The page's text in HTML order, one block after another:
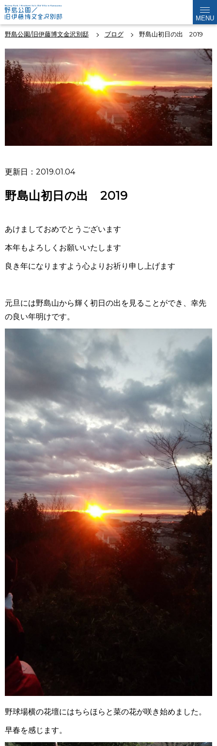
MENU
野島公園/旧伊藤博文金沢別邸 ブログ 野島山初日の出 2019
更新日：2019.01.04
野島山初日の出 2019
あけましておめでとうございます
本年もよろしくお願いいたします
良き年になりますよう心よりお祈り申し上げます
元旦には野島山から輝く初日の出を見ることができ、幸先
の良い年明けです。
野球場横の花壇にはちらほらと菜の花が咲き始めました。
早春を感じます。